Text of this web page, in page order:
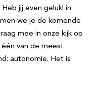
jij even geluk! in
we je de komende
mee in onze kijk op
van de meest
autonomie. Het is